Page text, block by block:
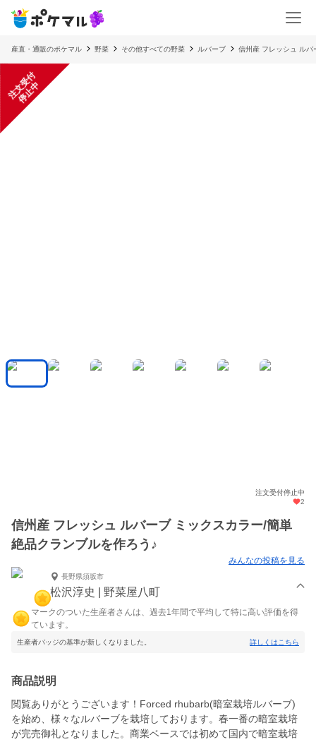
産直・通販のポケマル 野菜 その他すべての野菜 ルバーブ 信州産 フレッシュ ルバ
注
文
受
付
停
止
中
注文受付停止中
2
信州産 フレッシュ ルバーブ ミックスカラー/簡単
絶品クランブルを作ろう♪
みんなの投稿を見る
長野県須坂市
松沢淳史 | 野菜屋八町
マークのついた生産者さんは、過去1年間で平均して特に高い評価を得
ています。
生産者バッジの基準が新しくなりました。 詳しくはこちら
商品説明
閲覧ありがとうございます！Forced rhubarb(暗室栽培ルバーブ)
を始め、様々なルバーブを栽培しております。春一番の暗室栽培
が完売御礼となりました。商業ベースでは初めて国内で暗室栽培